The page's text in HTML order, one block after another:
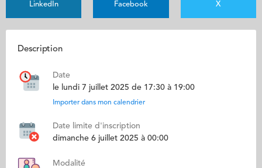
LinkedIn Facebook X
Description
Date
le lundi 7 juillet 2025 de 17:30 à 19:00
Importer dans mon calendrier
Date limite d'inscription
dimanche 6 juillet 2025 à 00:00
Modalité